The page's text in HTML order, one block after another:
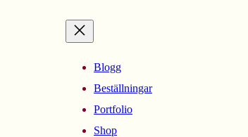
Blogg
Beställningar
Portfolio
Shop